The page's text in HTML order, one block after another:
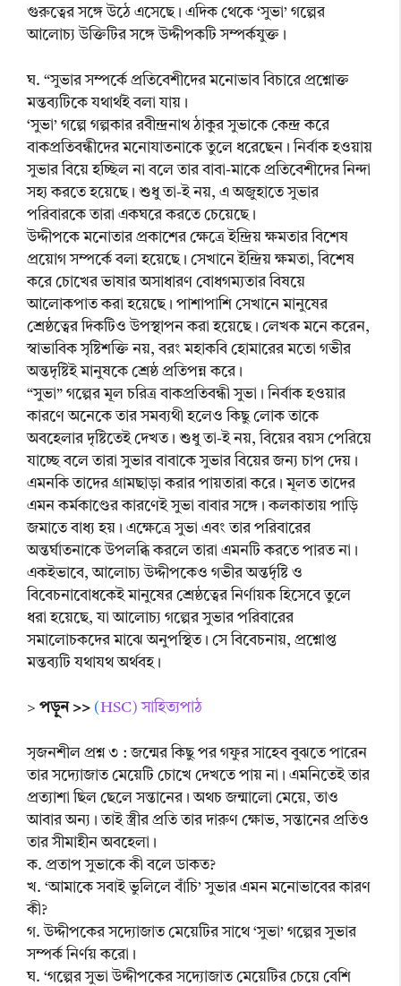
গুরুত্বের সঙ্গে উঠে এসেছে। এদিক থেকে ‘সুভা’ গল্পের
আলোচ্য উক্তিটির সঙ্গে উদ্দীপকটি সম্পর্কযুক্ত।
ঘ. “সুভার সম্পর্কে প্রতিবেশীদের মনোভাব বিচারে প্রশ্নোক্ত
মন্তব্যটিকে যথার্থই বলা যায়।
‘সুভা’ গল্পে গল্পকার রবীন্দ্রনাথ ঠাকুর সুভাকে কেন্দ্র করে
বাকপ্রতিবন্ধীদের মনোযাতনাকে তুলে ধরেছেন। নির্বাক হওয়ায়
সুভার বিয়ে হচ্ছিল না বলে তার বাবা-মাকে প্রতিবেশীদের নিন্দা
সহ্য করতে হয়েছে। শুধু তা-ই নয়, এ অজুহাতে সুভার
পরিবারকে তারা একঘরে করতে চেয়েছে।
উদ্দীপকে মনোতার প্রকাশের ক্ষেত্রে ইন্দ্রিয় ক্ষমতার বিশেষ
প্রয়োগ সম্পর্কে বলা হয়েছে। সেখানে ইন্দ্রিয় ক্ষমতা, বিশেষ
করে চোখের ভাষার অসাধারণ বোধগম্যতার বিষয়ে
আলোকপাত করা হয়েছে। পাশাপাশি সেখানে মানুষের
শ্রেষ্ঠত্বের দিকটিও উপস্থাপন করা হয়েছে। লেখক মনে করেন,
স্বাভাবিক সৃষ্টিশক্তি নয়, বরং মহাকবি হোমারের মতো গভীর
অন্তদৃষ্টিই মানুষকে শ্রেষ্ঠ প্রতিপন্ন করে।
“সুভা” গল্পের মূল চরিত্র বাকপ্রতিবন্ধী সুভা। নির্বাক হওয়ার
কারণে অনেকে তার সমব্যথী হলেও কিছু লোক তাকে
অবহেলার দৃষ্টিতেই দেখত। শুধু তা-ই নয়, বিয়ের বয়স পেরিয়ে
যাচ্ছে বলে তারা সুভার বাবাকে সুভার বিয়ের জন্য চাপ দেয়।
এমনকি তাদের গ্রামছাড়া করার পায়তারা করে। মূলত তাদের
এমন কর্মকাণ্ডের কারণেই সুভা বাবার সঙ্গে। কলকাতায় পাড়ি
জমাতে বাধ্য হয়। এক্ষেত্রে সুভা এবং তার পরিবারের
অন্তর্ঘাতনাকে উপলব্ধি করলে তারা এমনটি করতে পারত না।
একইভাবে, আলোচ্য উদ্দীপকেও গভীর অন্তর্দৃষ্টি ও
বিবেচনাবোধকেই মানুষের শ্রেষ্ঠত্বের নির্ণায়ক হিসেবে তুলে
ধরা হয়েছে, যা আলোচ্য গল্পের সুভার পরিবারের
সমালোচকদের মাঝে অনুপস্থিত। সে বিবেচনায়, প্রশ্নোপ্ত
মন্তব্যটি যথাযথ অর্থবহ।
> পড়ুন >> (HSC) সাহিত্যপাঠ
সৃজনশীল প্রশ্ন ৩ : জন্মের কিছু পর গফুর সাহেব বুঝতে পারেন
তার সদ্যোজাত মেয়েটি চোখে দেখতে পায় না। এমনিতেই তার
প্রত্যাশা ছিল ছেলে সন্তানের। অথচ জন্মালো মেয়ে, তাও
আবার অন্য। তাই স্ত্রীর প্রতি তার দারুণ ক্ষোভ, সন্তানের প্রতিও
তার সীমাহীন অবহেলা।
ক. প্রতাপ সুভাকে কী বলে ডাকত?
খ. ‘আমাকে সবাই ভুলিলে বাঁচি’ সুভার এমন মনোভাবের কারণ
কী?
গ. উদ্দীপকের সদ্যোজাত মেয়েটির সাথে ‘সুভা’ গল্পের সুভার
সম্পর্ক নির্ণয় করো।
ঘ. ‘গল্পের সুভা উদ্দীপকের সদ্যোজাত মেয়েটির চেয়ে বেশি